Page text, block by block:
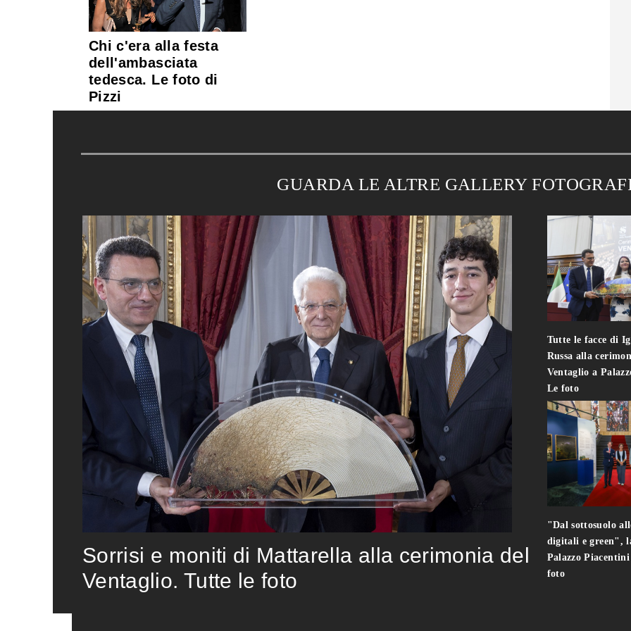
Chi c'era alla festa
dell'ambasciata
tedesca. Le foto di
Pizzi
GUARDA LE ALTRE GALLERY
Sorrisi e moniti di Mattarella alla cerimonia del
Ventaglio. Tutte le foto
Tutte le facce di
Russa alla
Ventaglio a
Le foto
"Dal sottosuolo
digitali e green",
Palazzo
foto